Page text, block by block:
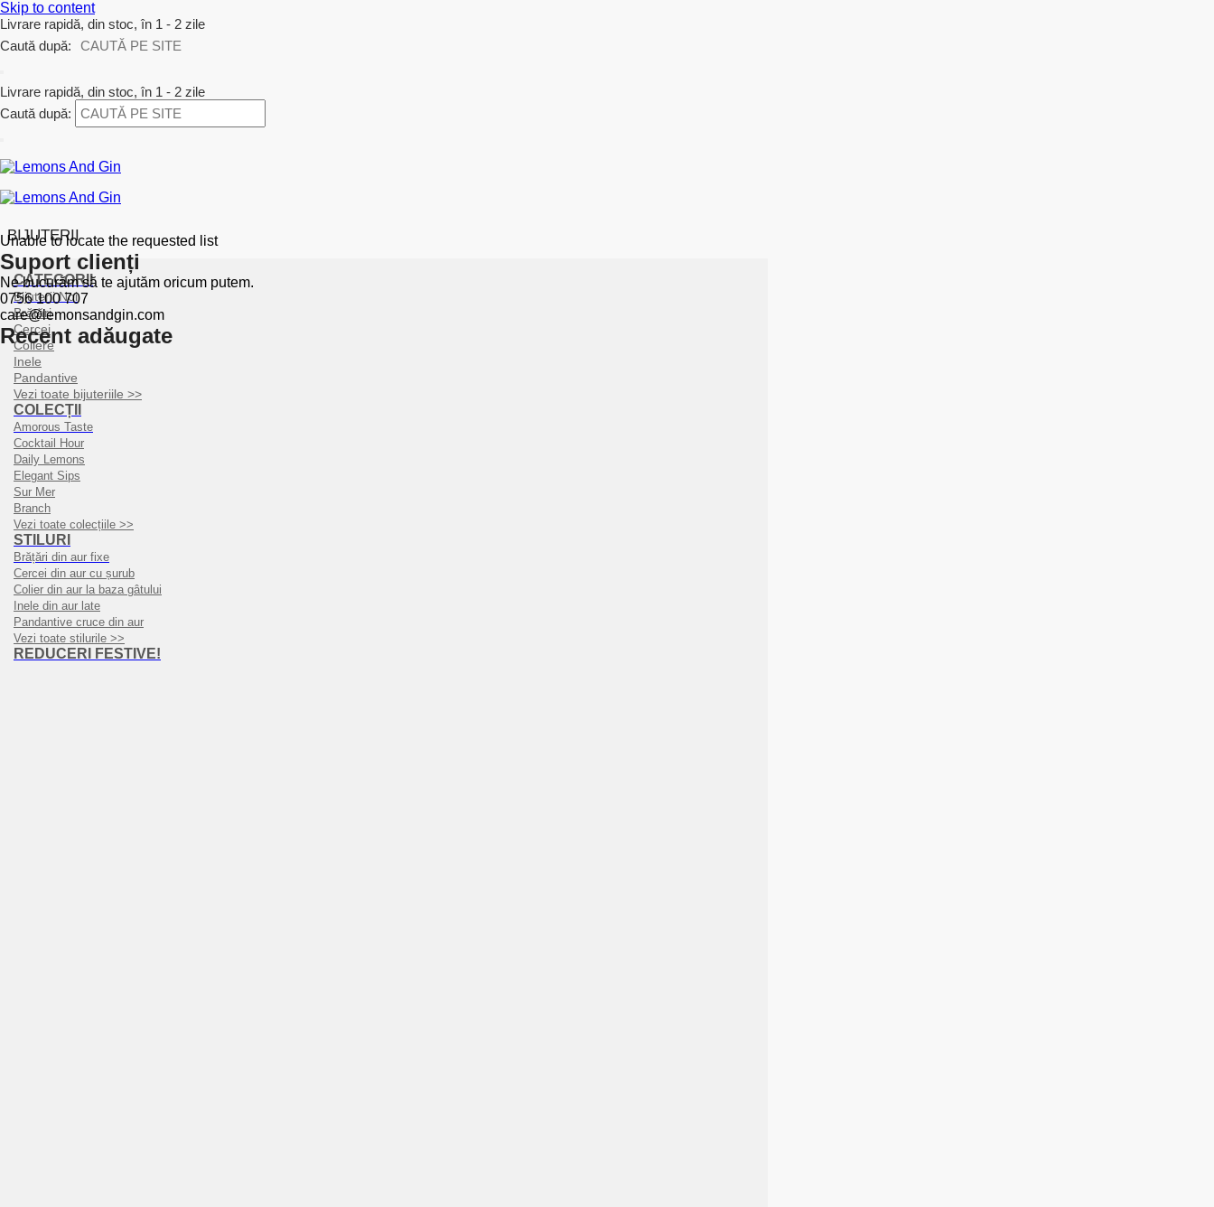
Skip to content
Livrare rapidă, din stoc, în 1 - 2 zile
Caută după:
Livrare rapidă, din stoc, în 1 - 2 zile
Caută după:
BIJUTERII
CATEGORII
Bijuterii Noi
Brățări
Cercei
Coliere
Inele
Pandantive
Vezi toate bijuteriile >>
COLECȚII
Amorous Taste
Cocktail Hour
Daily Lemons
Elegant Sips
Sur Mer
Branch
Vezi toate colecțiile >>
STILURI
Brățări din aur fixe
Cercei din aur cu șurub
Colier din aur la baza gâtului
Inele din aur late
Pandantive cruce din aur
Vezi toate stilurile >>
REDUCERI FESTIVE!
Unable to locate the requested list
Suport clienți
Ne bucurăm să te ajutăm oricum putem.
0756 100 707
care@lemonsandgin.com
Recent adăugate